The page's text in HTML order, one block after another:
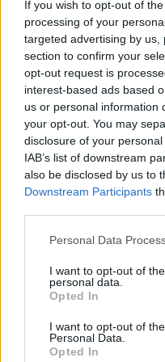
If you wish to opt-out of
processing of your
targeted advertising by
section to confirm your
opt-out request is
interest-based ads based
us or personal information
your opt-out. You may
disclosure of your
IAB’s list of downstream
also be disclosed by us to
Downstream Participants
Please note that this
not limited to your visit or
grant or deny consent to
use your data for below
consent section.
Personal Data
I want to opt-out of
personal data.
Opted In
I want to opt-out of
Personal Data.
Opted In
θεωρηθούν
– Τι ισχυεί για
5Λένα Σαμαρά:
για τον έναν
κόρης του
Πιο
184 Έφυγαν οι
Καρυστιανού -
«Ελπίδα για τη
131 Canadair 515:
κατασκευή
επιχειρεί και
Βγήκαν ξανά τα
για τη
κίνημα σε
Το πολωμένο